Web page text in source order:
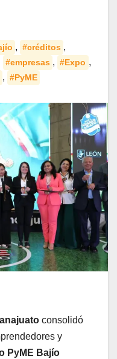
, #créditos ,
#empresas , #Expo ,
, #PyME
consolidó
y
PyME Bajío